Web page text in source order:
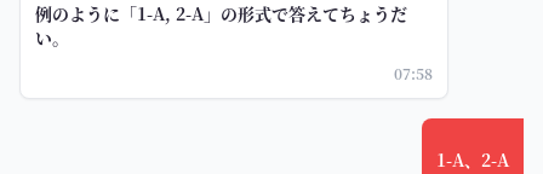
例のように「1-A, 2-A」の形式で答えてちょうだ
い。
07:58
1-A、2-A